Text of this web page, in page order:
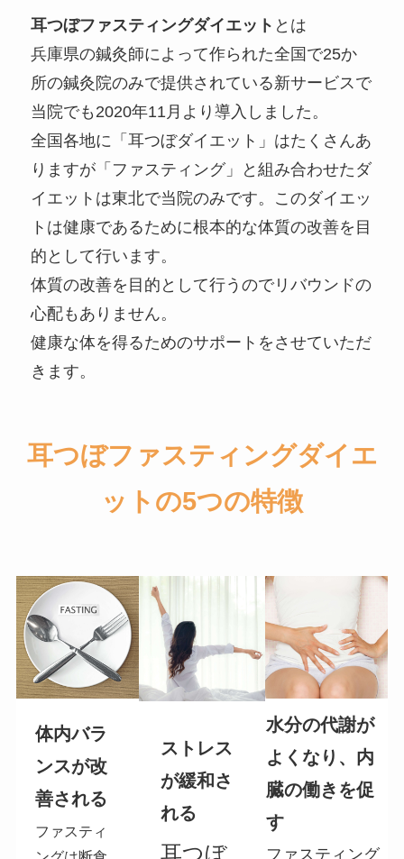
耳つぼファスティングダイエット とは
兵庫県の鍼灸師によって作られた全国で25か
所の鍼灸院のみで提供されている新サービスで
当院でも2020年11月より導入しました。
全国各地に「耳つぼダイエット」はたくさんあ
りますが「ファスティング」と組み合わせたダ
イエットは東北で当院のみです。このダイエッ
トは健康であるために根本的な体質の改善を目
的として行います。
体質の改善を目的として行うのでリバウンドの
心配もありません。
健康な体を得るためのサポートをさせていただ
きます。
耳つぼファスティングダイエ
ットの5つの特徴
体内バラ
ンスが改
善される
ファスティ
ストレス
が緩和さ
れる
耳つぼ
水分の代謝が
よくなり、内
臓の働きを促
す
ファスティング